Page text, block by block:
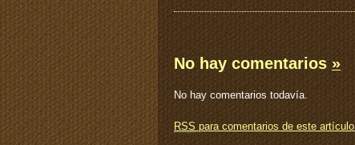
No hay comentarios »
No hay comentarios todavía.
RSS para comentarios de este artículo.